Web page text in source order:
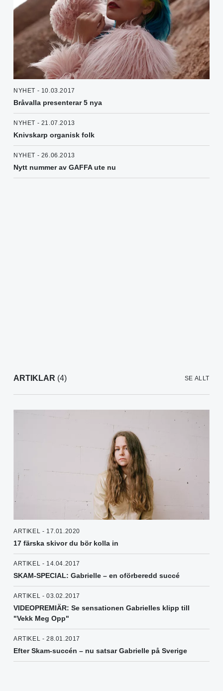
NYHET - 10.03.2017
Bråvalla presenterar 5 nya
NYHET - 21.07.2013
Knivskarp organisk folk
NYHET - 26.06.2013
Nytt nummer av GAFFA ute nu
ARTIKLAR (4) SE ALLT
ARTIKEL - 17.01.2020
17 färska skivor du bör kolla in
ARTIKEL - 14.04.2017
SKAM-SPECIAL: Gabrielle – en oförberedd succé
ARTIKEL - 03.02.2017
VIDEOPREMIÄR: Se sensationen Gabrielles klipp till
"Vekk Meg Opp"
ARTIKEL - 28.01.2017
Efter Skam-succén – nu satsar Gabrielle på Sverige